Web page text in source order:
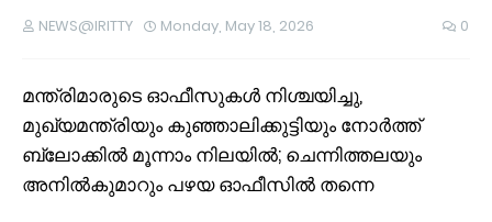
NEWS@IRITTY Monday, May 18, 2026 0
മന്ത്രിമാരുടെ ഓഫീസുകൾ നിശ്ചയിച്ചു,
മുഖ്യമന്ത്രിയും കുഞ്ഞാലിക്കുട്ടിയും നോർത്ത്
ബ്ലോക്കിൽ മൂന്നാം നിലയിൽ; ചെന്നിത്തലയും
അനിൽകുമാറും പഴയ ഓഫീസിൽ തന്നെ